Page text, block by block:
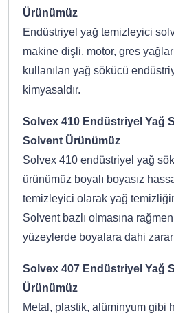
Ürünümüz
Endüstriyel yağ temizleyici
makine dişli, motor, gres
kullanılan yağ sökücü
kimyasaldır.
Solvex 410 Endüstriyel Yağ
Solvent Ürünümüz
Solvex 410 endüstriyel yağ
ürünümüz boyalı boyasız
temizleyici olarak yağ
Solvent bazlı olmasına rağmen
yüzeylerde boyalara dahi
Solvex 407 Endüstriyel Yağ
Ürünümüz
Metal, plastik, alüminyum gibi